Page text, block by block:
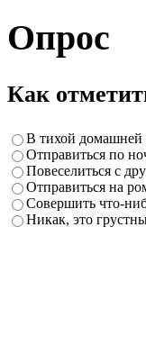
Опрос
Как
В тихой домашней
Отправиться по
Повеселиться с
Отправиться на
Совершить что-
Никак, это